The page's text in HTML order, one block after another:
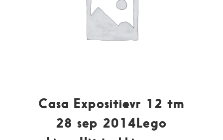
Casa Expositievr 12 tm
28 sep 2014Lego